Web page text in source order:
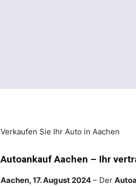
Verkaufen Sie Ihr Auto in Aachen
Autoankauf Aachen – Ihr
Aachen, 17. August 2024 – Der